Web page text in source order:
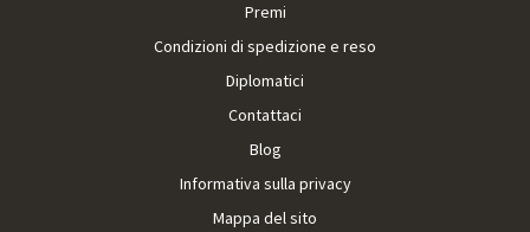
Premi
Condizioni di spedizione e reso
Diplomatici
Contattaci
Blog
Informativa sulla privacy
Mappa del sito